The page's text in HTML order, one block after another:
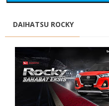
DAIHATSU ROCKY